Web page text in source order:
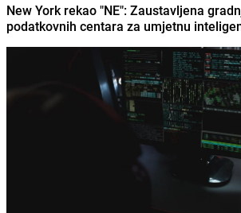
New York rekao "NE": Zaustavljena
podatkovnih centara za umjetnu